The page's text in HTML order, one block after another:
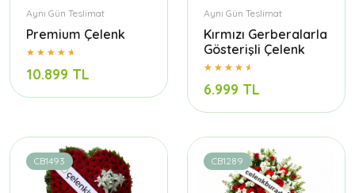
Aynı Gün Teslimat
Premium Çelenk
10.899 TL
Aynı Gün Teslimat
Kırmızı Gerberalarla
Gösterişli Çelenk
6.999 TL
CB1493 CB1289